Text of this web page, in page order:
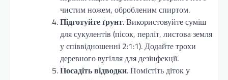
чистим ножем, обробленим спиртом.
Підготуйте ґрунт. Використовуйте суміш
для сукулентів (пісок, перліт, листова земля
у співвідношенні 2:1:1). Додайте трохи
деревного вугілля для дезінфекції.
Посадіть відводки. Помістіть діток у